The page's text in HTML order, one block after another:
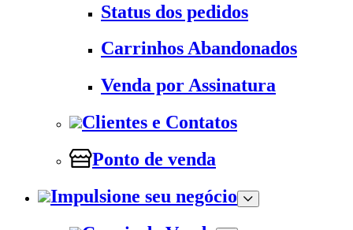
Status dos pedidos
Carrinhos Abandonados
Venda por Assinatura
Clientes e Contatos
Ponto de venda
Impulsione seu negócio